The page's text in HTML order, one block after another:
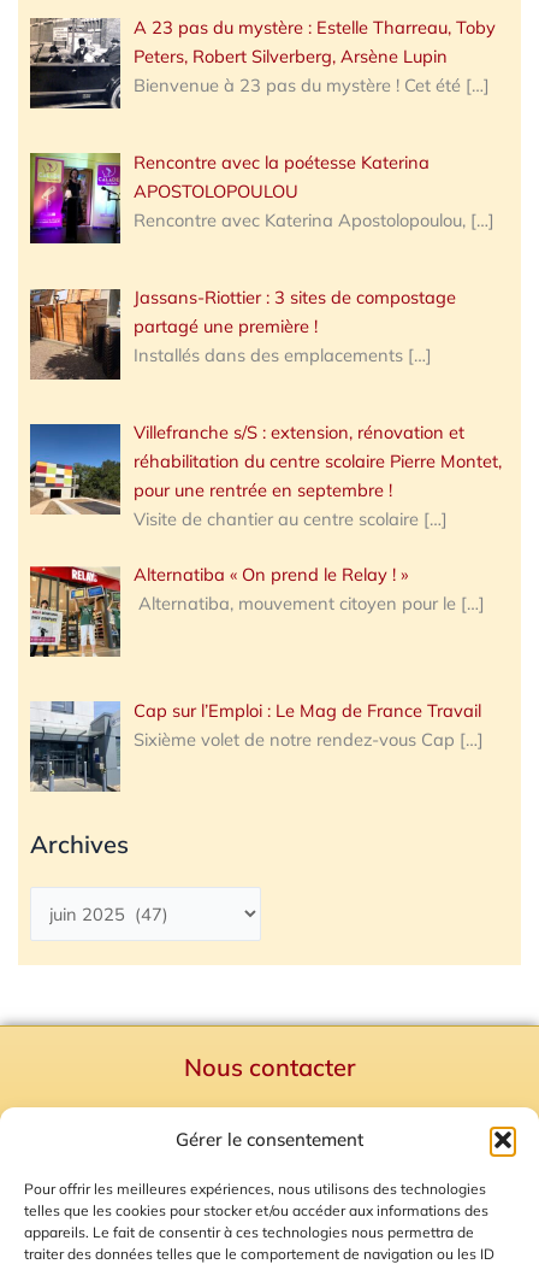
Gérer le consentement
Pour offrir les meilleures expériences, nous utilisons des technologies
telles que les cookies pour stocker et/ou accéder aux informations des
appareils. Le fait de consentir à ces technologies nous permettra de
traiter des données telles que le comportement de navigation ou les ID
A 23 pas du mystère : Estelle Tharreau, Toby
Peters, Robert Silverberg, Arsène Lupin
Bienvenue à 23 pas du mystère ! Cet été […]
Rencontre avec la poétesse Katerina
APOSTOLOPOULOU
Rencontre avec Katerina Apostolopoulou, […]
Jassans-Riottier : 3 sites de compostage
partagé une première !
Installés dans des emplacements […]
Villefranche s/S : extension, rénovation et
réhabilitation du centre scolaire Pierre Montet,
pour une rentrée en septembre !
Visite de chantier au centre scolaire […]
Alternatiba « On prend le Relay ! »
Alternatiba, mouvement citoyen pour le […]
Cap sur l’Emploi : Le Mag de France Travail
Sixième volet de notre rendez-vous Cap […]
Archives
Nous contacter
Mentions Légales
Plan du site
Gestion des Cookies